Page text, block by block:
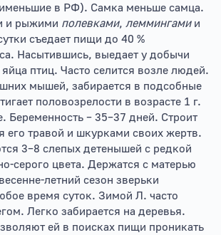
в РФ). Самка меньше самца.
и рыжими полевками, леммингами и
съедает пищи до 40 %
Насытившись, выедает у добычи
птиц. Часто селится возле людей.
мышей, забирается в подсобные
половозрелости в возрасте 1 г.
Беременность – 35–37 дней. Строит
его травой и шкурками своих жертв.
3–8 слепых детенышей с редкой
серого цвета. Держатся с матерью
летний сезон зверьки
время суток. Зимой Л. часто
Легко забирается на деревья.
ей в поисках пищи проникать